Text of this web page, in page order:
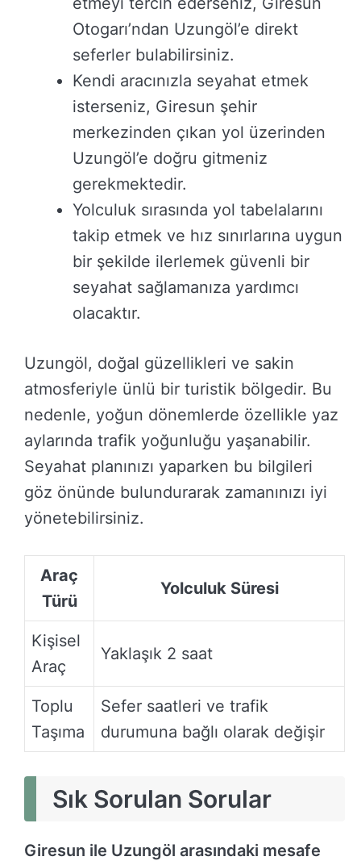
Otogarı’ndan Uzungöl’e direkt
seferler bulabilirsiniz.
Kendi aracınızla seyahat etmek
isterseniz, Giresun şehir
merkezinden çıkan yol üzerinden
Uzungöl’e doğru gitmeniz
gerekmektedir.
Yolculuk sırasında yol tabelalarını
takip etmek ve hız sınırlarına uygun
bir şekilde ilerlemek güvenli bir
seyahat sağlamanıza yardımcı
olacaktır.
Uzungöl, doğal güzellikleri ve sakin
atmosferiyle ünlü bir turistik bölgedir. Bu
nedenle, yoğun dönemlerde özellikle yaz
aylarında trafik yoğunluğu yaşanabilir.
Seyahat planınızı yaparken bu bilgileri
göz önünde bulundurarak zamanınızı iyi
yönetebilirsiniz.
Araç
Türü
Yolculuk Süresi
Kişisel
Araç
Yaklaşık 2 saat
Toplu
Taşıma
Sefer saatleri ve trafik
durumuna bağlı olarak değişir
Sık Sorulan Sorular
Giresun ile Uzungöl arasındaki mesafe